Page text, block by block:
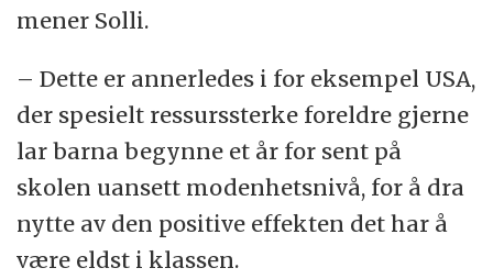
mener Solli.
– Dette er annerledes i for eksempel USA,
der spesielt ressurssterke foreldre gjerne
lar barna begynne et år for sent på
skolen uansett modenhetsnivå, for å dra
nytte av den positive effekten det har å
være eldst i klassen.